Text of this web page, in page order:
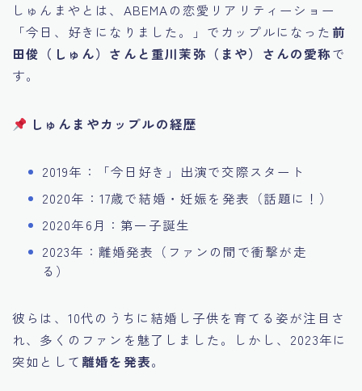
しゅんまやとは、ABEMAの恋愛リアリティーショー
「今日、好きになりました。」でカップルになった 前
田俊（しゅん）さんと重川茉弥（まや）さんの愛称で
す。
しゅんまやカップルの経歴
2019年：「今日好き」出演で交際スタート
2020年：17歳で結婚・妊娠を発表（話題に！）
2020年6月：第一子誕生
2023年：離婚発表（ファンの間で衝撃が走
る）
彼らは、10代のうちに結婚し子供を育てる姿が注目さ
れ、多くのファンを魅了しました。しかし、2023年に
突如として 離婚を発表。